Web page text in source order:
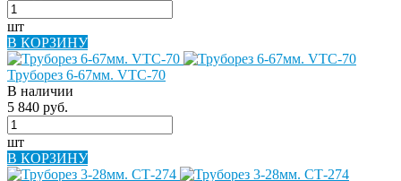
шт
В КОРЗИНУ
Труборез 6-67мм. VТС-70
В наличии
5 840 руб.
шт
В КОРЗИНУ